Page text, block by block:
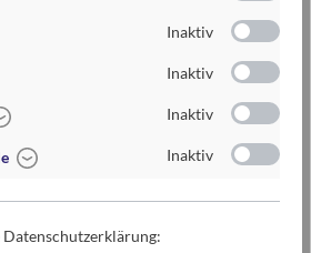
Inaktiv
Inaktiv
Inaktiv
Inaktiv